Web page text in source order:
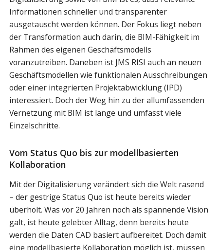
Informationen schneller und transparenter
ausgetauscht werden können. Der Fokus liegt neben
der Transformation auch darin, die BIM-Fähigkeit im
Rahmen des eigenen Geschäftsmodells
voranzutreiben. Daneben ist JMS RISI auch an neuen
Geschäftsmodellen wie funktionalen Ausschreibungen
oder einer integrierten Projektabwicklung (IPD)
interessiert. Doch der Weg hin zu der allumfassenden
Vernetzung mit BIM ist lange und umfasst viele
Einzelschritte.
Vom Status Quo bis zur modellbasierten
Kollaboration
Mit der Digitalisierung verändert sich die Welt rasend
– der gestrige Status Quo ist heute bereits wieder
überholt. Was vor 20 Jahren noch als spannende Vision
galt, ist heute gelebter Alltag, denn bereits heute
werden die Daten CAD basiert aufbereitet. Doch damit
eine modellbasierte Kollaboration möglich ist, müssen